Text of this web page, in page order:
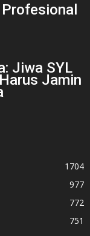
Jiwa SYL
Jamin
1704
977
772
751